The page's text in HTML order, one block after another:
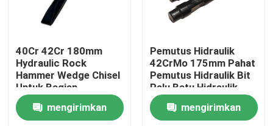
Tentang kami
Tur Pabrik
Kontrol kualitas
40Cr 42Cr 180mm
Hydraulic Rock
Hammer Wedge Chisel
Untuk Bagian
Hydraulic Breaker
DS8C mengirimkan
Pemutus Hidraulik
42CrMo 175mm Pahat
Pemutus Hidraulik Bit
Palu Batu Hidraulik
DS86
mengirimkan